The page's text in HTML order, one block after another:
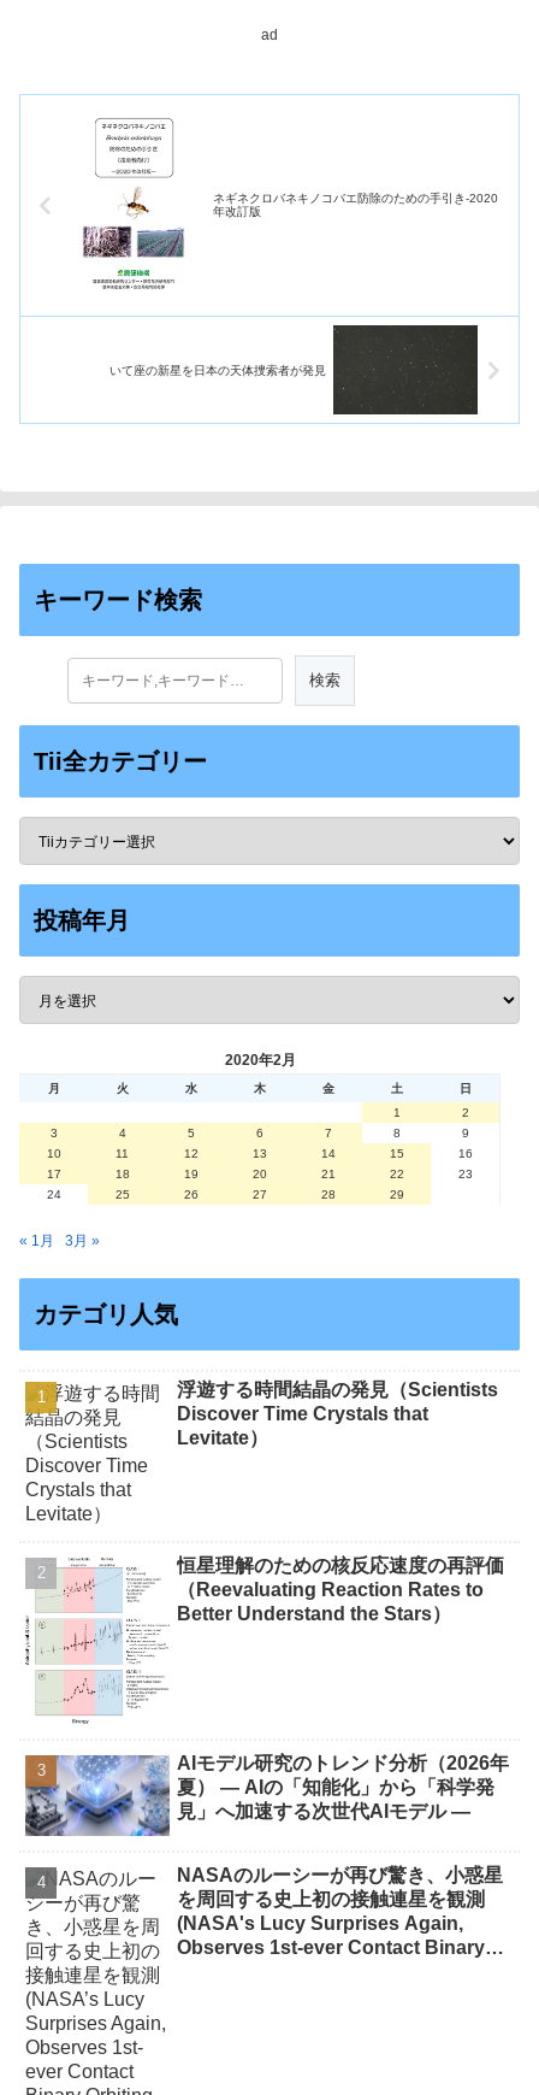
見。...
ad
ネギネクロバネキノコバエ防除のための手引き-2020
年改訂版
いて座の新星を日本の天体捜索者が発見
キーワード検索
Tii全カテゴリー
投稿年月
2020年2月
月 火 水 木 金 土
日
1
2
3
4 5 6 7 8
9
10
11 12 13 14 15
16
17
18 19 20 21 22
23
24
25 26 27 28 29
« 1月 3月 »
カテゴリ人気
浮遊する時間結晶の発見（Scientists
Discover Time Crystals that
Levitate）
恒星理解のための核反応速度の再評価
（Reevaluating Reaction Rates to
Better Understand the Stars）
AIモデル研究のトレンド分析（2026年
夏） ― AIの「知能化」から「科学発
見」へ加速する次世代AIモデル ―
NASAのルーシーが再び驚き、小惑星
を周回する史上初の接触連星を観測
(NASA's Lucy Surprises Again,
Observes 1st-ever Contact Binary